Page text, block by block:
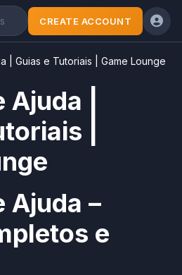
CREATE ACCOUNT
| Guias e Tutoriais | Game Lounge
|
|
Ajuda –
e